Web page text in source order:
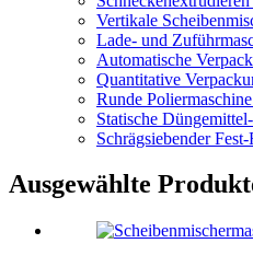
Vertikale
Lade- und
Automatische
Quantitative
Runde
Statische
Schrägsiebender
Ausgewählte